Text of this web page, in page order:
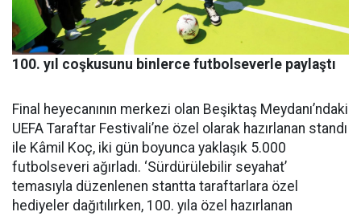
100. yıl coşkusunu binlerce futbolseverle paylaştı
Final heyecanının merkezi olan Beşiktaş Meydanı’ndaki
UEFA Taraftar Festivali’ne özel olarak hazırlanan standı
ile Kâmil Koç, iki gün boyunca yaklaşık 5.000
futbolseveri ağırladı. ‘Sürdürülebilir seyahat’
temasıyla düzenlenen stantta taraftarlara özel
hediyeler dağıtılırken, 100. yıla özel hazırlanan